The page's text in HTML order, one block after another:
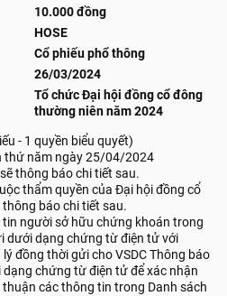
10.000 đồng
HOSE
Cổ phiếu phổ thông
26/03/2024
Tổ chức Đại hội đồng cổ đông
thường niên năm 2024
- 1 quyền biểu quyết)
thứ năm ngày 25/04/2024
thông báo chi tiết sau.
thẩm quyền của Đại hội đồng cổ
báo chi tiết sau.
người sở hữu chứng khoán trong
dưới dạng chứng từ điện tử với
đồng thời gửi cho VSDC Thông báo
chứng từ điện tử để xác nhận
các thông tin trong Danh sách